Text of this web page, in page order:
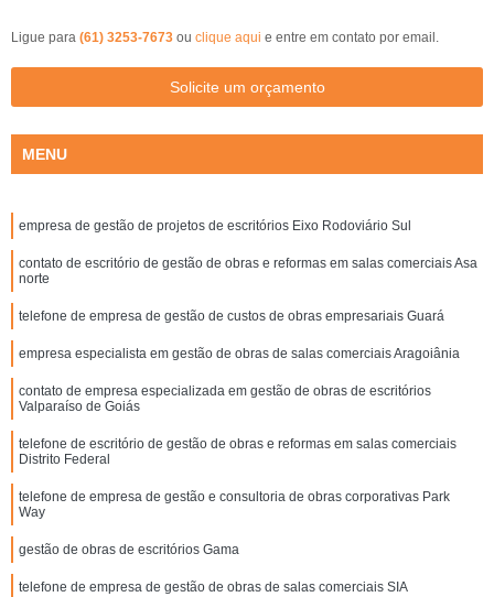
Ligue para (61) 3253-7673 ou clique aqui e entre em contato por email.
Solicite um orçamento
MENU
empresa de gestão de projetos de escritórios Eixo Rodoviário Sul
contato de escritório de gestão de obras e reformas em salas comerciais Asa
norte
telefone de empresa de gestão de custos de obras empresariais Guará
empresa especialista em gestão de obras de salas comerciais Aragoiânia
contato de empresa especializada em gestão de obras de escritórios
Valparaíso de Goiás
telefone de escritório de gestão de obras e reformas em salas comerciais
Distrito Federal
telefone de empresa de gestão e consultoria de obras corporativas Park
Way
gestão de obras de escritórios Gama
telefone de empresa de gestão de obras de salas comerciais SIA